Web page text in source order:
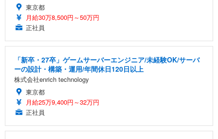
東京都
月給30万8,500円～50万円
正社員
「新卒・27卒」ゲームサーバーエンジニア/未経験OK/サーバ
ーの設計・構築・運用/年間休日120日以上
株式会社enrich technology
東京都
月給25万9,400円～32万円
正社員